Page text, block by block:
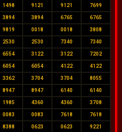
1498 9121 9121 7699
3894 3894 6765 6765
9819 0018 0018 3808
2530 2530 7340 7340
6554 3122 3122 7202
6054 6054 4122 4122
3362 3704 3704 8055
8947 8947 6140 6140
1985 4360 4360 3708
0083 0083 7618 7618
8388 0623 0623 9221